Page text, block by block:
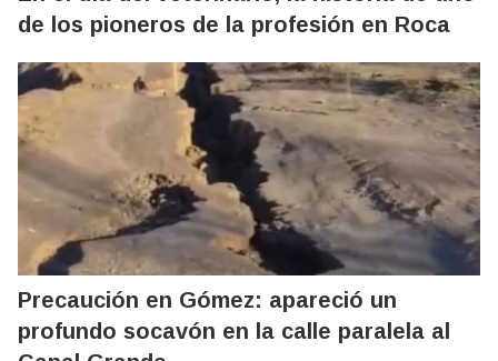
de los pioneros de la profesión en Roca
Precaución en Gómez: apareció un
profundo socavón en la calle paralela al